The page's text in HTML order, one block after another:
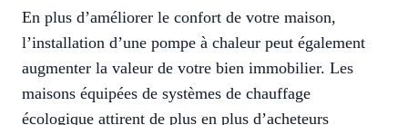
En plus d’améliorer le confort de votre maison,
l’installation d’une pompe à chaleur peut également
augmenter la valeur de votre bien immobilier. Les
maisons équipées de systèmes de chauffage
écologique attirent de plus en plus d’acheteurs